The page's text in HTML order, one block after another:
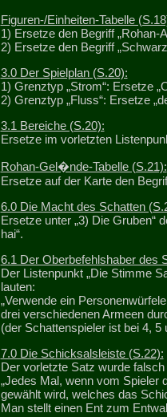
Figuren-/Einheiten-Tabelle
1) Ersetze den Begriff „Rohan-
2) Ersetze den Begriff
3.0 Der Spielplan (S.20):
1) Grenztyp „Strom“: Ersetze
2) Grenztyp „Fluss“: Ersetze
3.1 Bereiche (S.20):
Ersetze im vorletzten
Rohan-Gel�nde-Tabelle (S.21):
Ersetze auf der Karte den
6.0 Die Macht des Schatten
Ersetze unter „3) Die Gruben“
hai“.
6.1 Der Oberbefehlshaber des
Der Listenpunkt „Die Stimme
lauten:
„Verwende ein
drei verschiedenen Armeen
(der Schattenspieler ist bei 4, 5
7.0 Die Schicksalsleiste (S.22):
Der vorletzte Satz wurde
„Jedes Mal, wenn vom Spieler
gewählt wird, welches das
Man stellt einen Ent zum